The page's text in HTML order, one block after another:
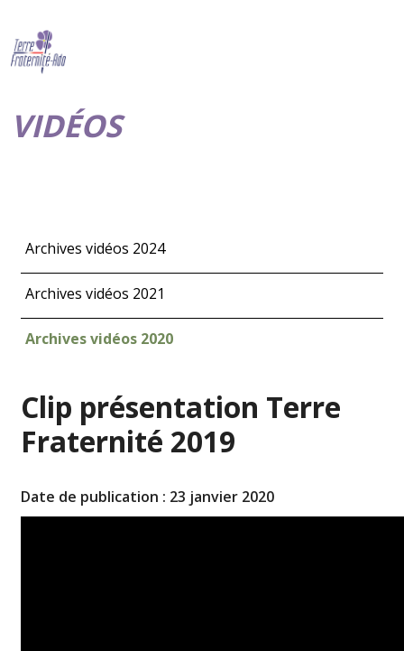
VIDÉOS
Archives vidéos 2024
Archives vidéos 2021
Archives vidéos 2020
Clip présentation Terre
Fraternité 2019
Date de publication : 23 janvier 2020